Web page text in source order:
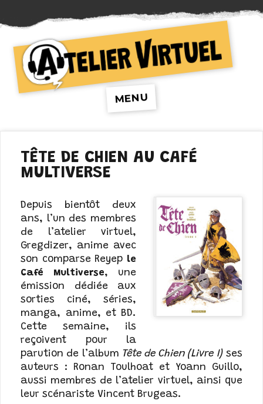
Atelier VirtuelMENU
TÊTE DE CHIEN AU CAFÉ
MULTIVERSE
Depuis bientôt deux
ans, l’un des membres
de l’atelier virtuel,
Gregdizer, anime avec
son comparse Reyep le
Café Multiverse, une
émission dédiée aux
sorties ciné, séries,
manga, anime, et BD.
Cette semaine, ils
reçoivent pour la
parution de l’album Tête de Chien (Livre I)ses
auteurs : Ronan Toulhoat et Yoann Guillo,
aussi membres de l’atelier virtuel, ainsi que
leur scénariste Vincent Brugeas.